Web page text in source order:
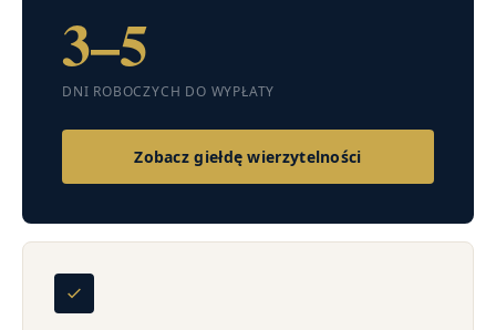
3–5
DNI ROBOCZYCH DO WYPŁATY
Zobacz giełdę wierzytelności